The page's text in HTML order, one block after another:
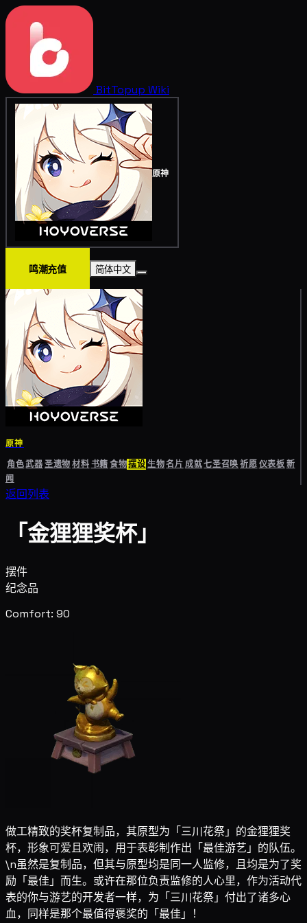
BitTopup Wiki
原神
鸣潮充值 简体中文
原神
角色武器圣遗物材料书籍食物摆设生物名片成就七圣召唤祈愿仪表板新
闻
返回列表
「金狸狸奖杯」
摆件
纪念品
Comfort: 90
做工精致的奖杯复制品，其原型为「三川花祭」的金狸狸奖
杯，形象可爱且欢闹，用于表彰制作出「最佳游艺」的队伍。
\n虽然是复制品，但其与原型均是同一人监修，且均是为了奖
励「最佳」而生。或许在那位负责监修的人心里，作为活动代
表的你与游艺的开发者一样，为「三川花祭」付出了诸多心
血，同样是那个最值得褒奖的「最佳」！